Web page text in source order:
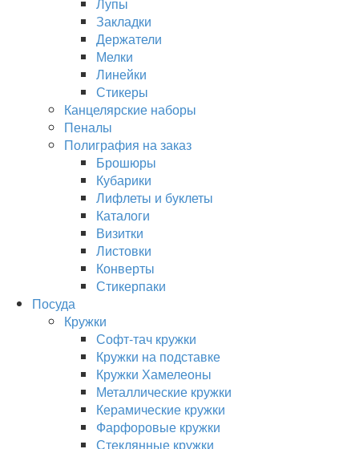
Закладки
Держатели
Мелки
Линейки
Стикеры
Канцелярские наборы
Пеналы
Полиграфия на заказ
Брошюры
Кубарики
Лифлеты и буклеты
Каталоги
Визитки
Листовки
Конверты
Стикерпаки
Посуда
Кружки
Софт-тач кружки
Кружки на подставке
Кружки Хамелеоны
Металлические кружки
Керамические кружки
Фарфоровые кружки
Стеклянные кружки